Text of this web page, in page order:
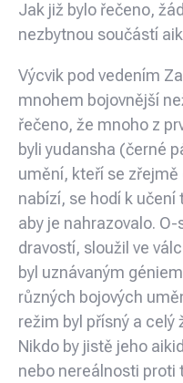
Jak již bylo řečeno,
nezbytnou součástí
Výcvik pod vedením
mnohem bojovnější
řečeno, že mnoho z
byli yudansha (černé
umění, kteří se
nabízí, se hodí k
aby je nahrazovalo.
dravostí, sloužil ve
byl uznávaným
různých bojových
režim byl přísný a celý
Nikdo by jistě jeho
nebo nereálnosti proti